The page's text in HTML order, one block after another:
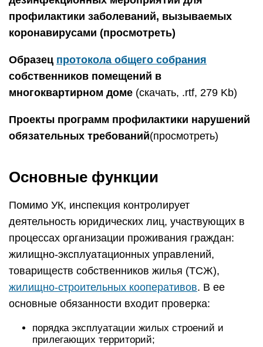
профилактики заболеваний, вызываемых
коронавирусами (просмотреть)
Образец протокола общего собрания
собственников помещений в
многоквартирном доме (скачать, .rtf, 279 Kb)
Проекты программ профилактики нарушений
обязательных требований(просмотреть)
Основные функции
Помимо УК, инспекция контролирует
деятельность юридических лиц, участвующих в
процессах организации проживания граждан:
жилищно-эксплуатационных управлений,
товариществ собственников жилья (ТСЖ),
жилищно-строительных кооперативов. В ее
основные обязанности входит проверка:
порядка эксплуатации жилых строений и
прилегающих территорий;